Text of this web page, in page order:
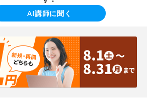
AI講師に聞く